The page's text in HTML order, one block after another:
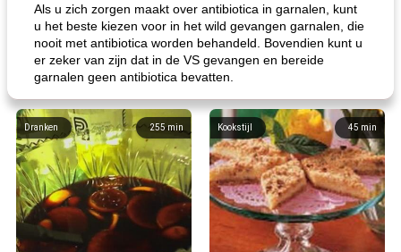
Als u zich zorgen maakt over antibiotica in garnalen, kunt
u het beste kiezen voor in het wild gevangen garnalen, die
nooit met antibiotica worden behandeld. Bovendien kunt u
er zeker van zijn dat in de VS gevangen en bereide
garnalen geen antibiotica bevatten.
255min
Dranken 45 min
Kookstijl